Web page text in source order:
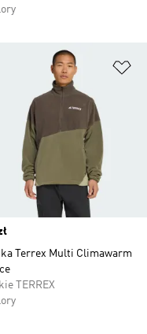
listy życzeń
Terrex Multi Climawarm
TERREX